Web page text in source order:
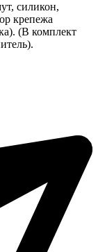
силикон,
крепежа
(В комплект